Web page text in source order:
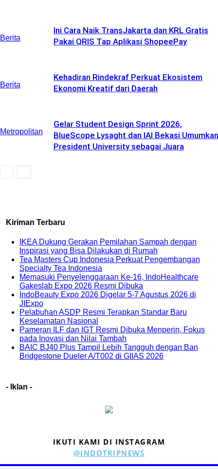
Berita
Ini Cara Naik TransJakarta dan KRL Gratis
Pakai QRIS Tap Aplikasi ShopeePay
Berita
Kehadiran Rindekraf Perkuat Ekosistem
Ekonomi Kreatif dari Daerah
Metropolitan
Gelar Student Design Sprint 2026,
BlueScope Lysaght dan IAI Bekasi Umumkan
President University sebagai Juara
Kiriman Terbaru
IKEA Dukung Gerakan Pemilahan Sampah dengan
Inspirasi yang Bisa Dilakukan di Rumah
Tea Masters Cup Indonesia Perkuat Pengembangan
Specialty Tea Indonesia
Memasuki Penyelenggaraan Ke-16, IndoHealthcare
Gakeslab Expo 2026 Resmi Dibuka
IndoBeauty Expo 2026 Digelar 5-7 Agustus 2026 di
JIExpo
Pelabuhan ASDP Resmi Terapkan Standar Baru
Keselamatan Nasional
Pameran ILF dan IGT Resmi Dibuka Menperin, Fokus
pada Inovasi dan Nilai Tambah
BAIC BJ40 Plus Tampil Lebih Tangguh dengan Ban
Bridgestone Dueler A/T002 di GIIAS 2026
- Iklan -
IKUTI KAMI DI INSTAGRAM
@INDOTRIPNEWS